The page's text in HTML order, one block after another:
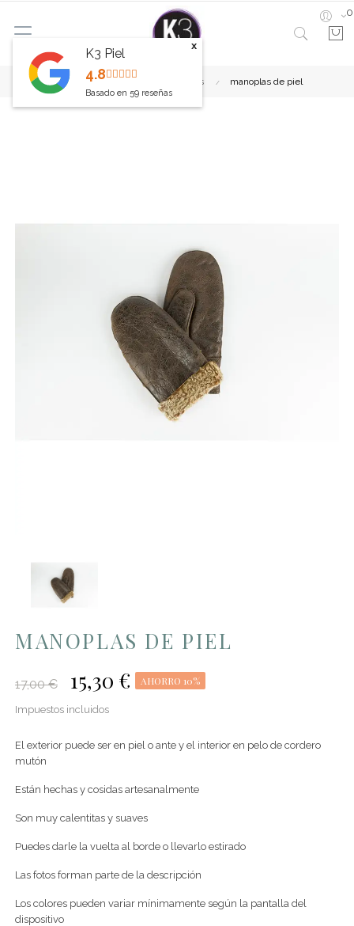
0
Inicio Guantes Manoplas manoplas de piel
MANOPLAS DE PIEL
17,00 € 15,30 € AHORRO 10%
Impuestos incluidos
El exterior puede ser en piel o ante y el interior en pelo de cordero
mutón
Están hechas y cosidas artesanalmente
Son muy calentitas y suaves
Puedes darle la vuelta al borde o llevarlo estirado
Las fotos forman parte de la descripción
Los colores pueden variar mínimamente según la pantalla del
dispositivo
K3 Piel
4.8
Basado en 59reseñas
x